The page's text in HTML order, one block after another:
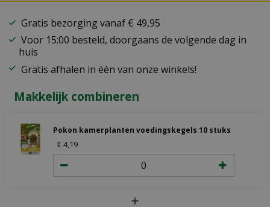
Gratis bezorging vanaf € 49,95
Voor 15:00 besteld, doorgaans de volgende dag in
huis
Gratis afhalen in één van onze winkels!
Makkelijk combineren
Pokon kamerplanten voedingskegels 10 stuks
€4, 19